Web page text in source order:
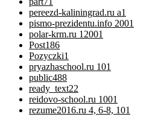
pereezd-kaliningrad.ru a1
pismo-prezidentu.info 2001
polar-krm.ru 12001
Post186
Pozyczki1
pryazhaschool.ru 101
public488
ready_text22
reidovo-school.ru 1001
rezume2016.ru 4, 6-8, 101